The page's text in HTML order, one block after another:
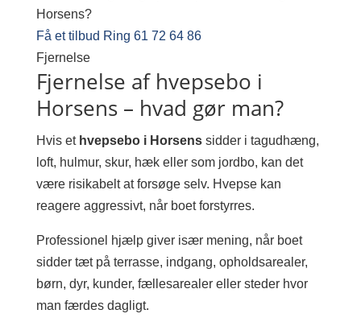
Horsens?
Få et tilbud Ring 61 72 64 86
Fjernelse
Fjernelse af hvepsebo i
Horsens – hvad gør man?
Hvis et hvepsebo i Horsenssidder i tagudhæng,
loft, hulmur, skur, hæk eller som jordbo, kan det
være risikabelt at forsøge selv. Hvepse kan
reagere aggressivt, når boet forstyrres.
Professionel hjælp giver især mening, når boet
sidder tæt på terrasse, indgang, opholdsarealer,
børn, dyr, kunder, fællesarealer eller steder hvor
man færdes dagligt.